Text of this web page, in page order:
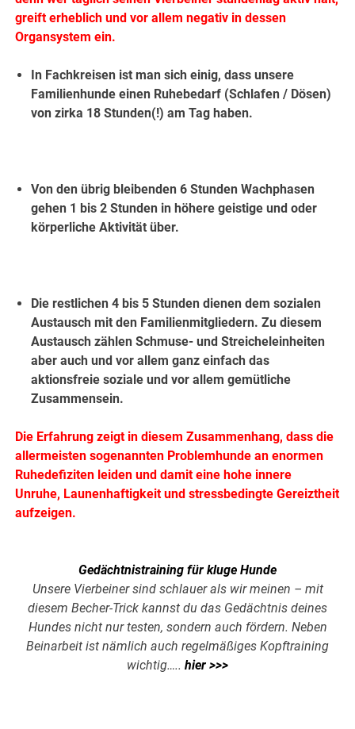
greift erheblich und vor allem negativ in dessen
Organsystem ein.
In Fachkreisen ist man sich einig, dass unsere
Familienhunde einen Ruhebedarf (Schlafen / Dösen)
von zirka 18 Stunden(!) am Tag haben.
Von den übrig bleibenden 6 Stunden Wachphasen
gehen 1 bis 2 Stunden in höhere geistige und oder
körperliche Aktivität über.
Die restlichen 4 bis 5 Stunden dienen dem sozialen
Austausch mit den Familienmitgliedern. Zu diesem
Austausch zählen Schmuse- und Streicheleinheiten
aber auch und vor allem ganz einfach das
aktionsfreie soziale und vor allem gemütliche
Zusammensein.
Die Erfahrung zeigt in diesem Zusammenhang, dass die
allermeisten sogenannten Problemhunde an enormen
Ruhedefiziten leiden und damit eine hohe innere
Unruhe, Launenhaftigkeit und stressbedingte Gereiztheit
aufzeigen.
Gedächtnistraining für kluge Hunde
Unsere Vierbeiner sind schlauer als wir meinen – mit
diesem Becher-Trick kannst du das Gedächtnis deines
Hundes nicht nur testen, sondern auch fördern. Neben
Beinarbeit ist nämlich auch regelmäßiges Kopftraining
wichtig….. hier >>>